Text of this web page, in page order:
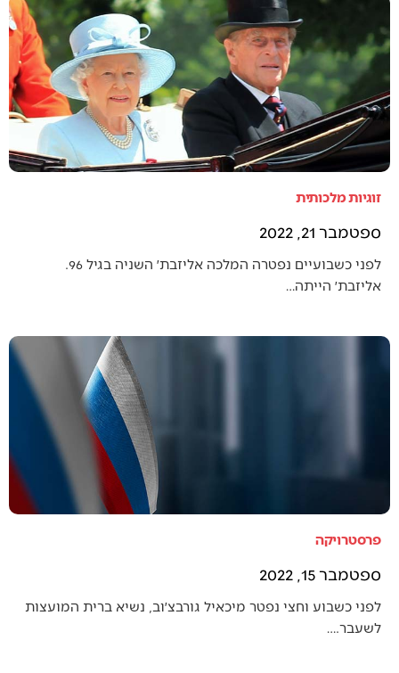
זוגיות מלכותית
ספטמבר 21, 2022
אליזבת׳ הייתה…
פרסטרויקה
ספטמבר 15, 2022
לפני כשבוע וחצי נפטר מיכאיל גורבצ׳וב, נשיא ברית המועצות
לשעבר.…